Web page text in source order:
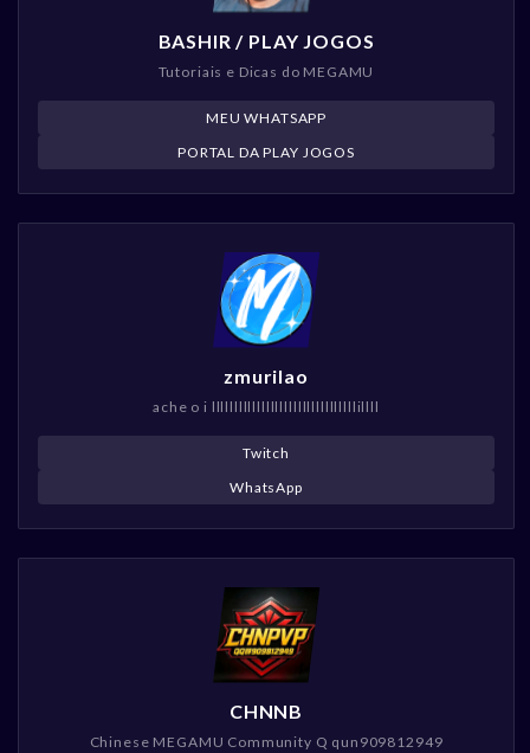
BASHIR / PLAY JOGOS
Tutoriais e Dicas do MEGAMU
MEU WHATSAPP
PORTAL DA PLAY JOGOS
zmurilao
ache o i llllllllllllllllllllllllllllllllillll
Twitch
WhatsApp
CHNNB
Chinese MEGAMU Community Q qun909812949